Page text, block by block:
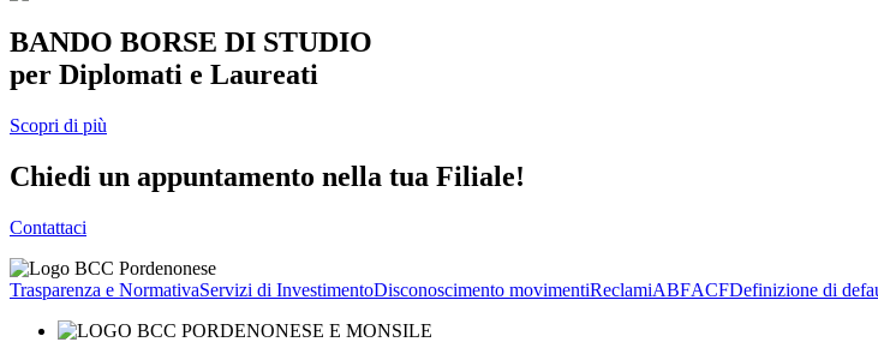
BANDO BORSE DI STUDIO
per Diplomati e Laureati
Scopri di più
Chiedi un appuntamento nella tua Filiale!
Contattaci
Trasparenza e NormativaServizi di InvestimentoDisconoscimento movimentiReclamiABFACFDefinizione di